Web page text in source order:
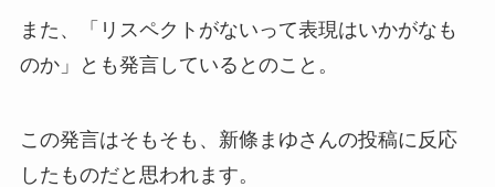
また、「リスペクトがないって表現はいかがなも
のか」とも発言しているとのこと。
この発言はそもそも、新條まゆさんの投稿に反応
したものだと思われます。